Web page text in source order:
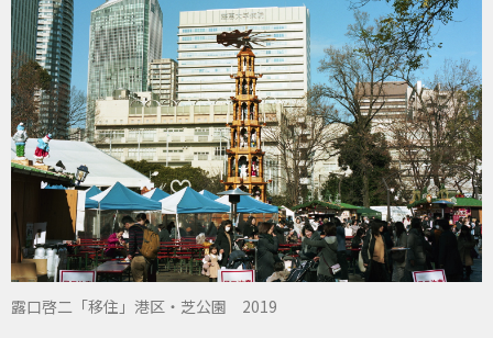
露口啓二「移住」港区・芝公園 2019